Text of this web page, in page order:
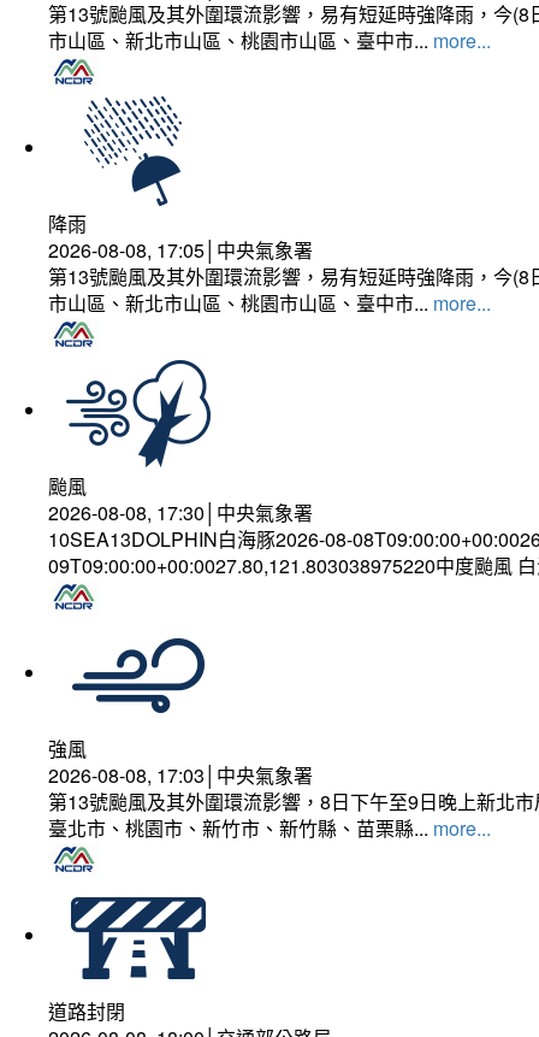
第13號颱風及其外圍環流影響，易有短延時強降雨，今
市山區、新北市山區、桃園市山區、臺中市... more...
降雨
2026-08-08, 17:05│中央氣象署
第13號颱風及其外圍環流影響，易有短延時強降雨，今
市山區、新北市山區、桃園市山區、臺中市... more...
颱風
2026-08-08, 17:30│中央氣象署
10SEA13DOLPHIN白海豚2026-08-
09T09:00:00+00:0027.80,121.803038975220中度颱風
強風
2026-08-08, 17:03│中央氣象署
第13號颱風及其外圍環流影響，8日下午至9日晚上新北
臺北市、桃園市、新竹市、新竹縣、苗栗縣... more...
道路封閉